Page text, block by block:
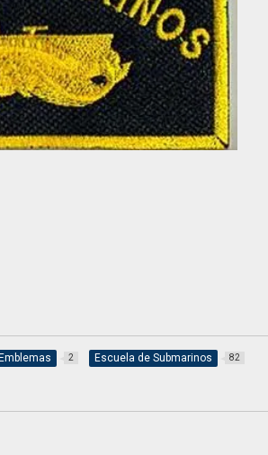
Emblemas 2 Escuela de Submarinos 82